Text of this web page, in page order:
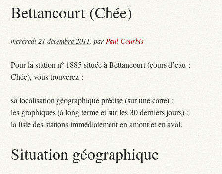
Bettancourt (Chée)
mercredi 21 décembre 2011,parPaul Courbis
Pour la station nº 1885 située à Bettancourt (cours d’eau :
Chée), vous trouverez :
sa localisation géographique précise (sur une carte) ;
les graphiques (à long terme et sur les 30 derniers jours) ;
la liste des stations immédiatement en amont et en aval.
Situation géographique